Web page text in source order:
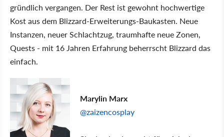
gründlich vergangen. Der Rest ist gewohnt hochwertige
Kost aus dem Blizzard-Erweiterungs-Baukasten. Neue
Instanzen, neuer Schlachtzug, traumhafte neue Zonen,
Quests - mit 16 Jahren Erfahrung beherrscht Blizzard das
einfach.
Marylin Marx
@zaizencosplay